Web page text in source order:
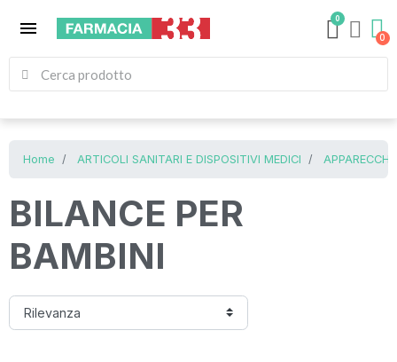
menu 0
Home ARTICOLI SANITARI E DISPOSITIVI MEDICI
BILANCE PER
BAMBINI